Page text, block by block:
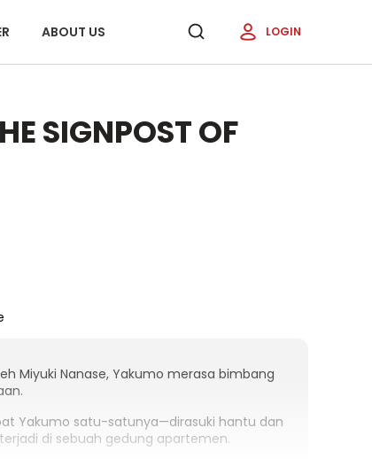
ABOUT US LOGIN
SIGNPOST OF
Miyuki Nanase, Yakumo merasa bimbang
Yakumo satu-satunya—dirasuki hantu dan
di sebuah gedung apartemen.